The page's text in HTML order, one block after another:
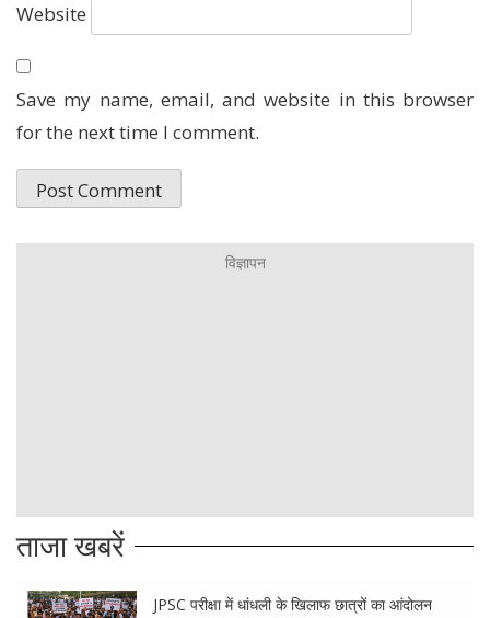
Website
Save my name, email, and website in this browser
for the next time I comment.
ताजा खबरें
JPSC परीक्षा में धांधली के खिलाफ छात्रों का आंदोलन